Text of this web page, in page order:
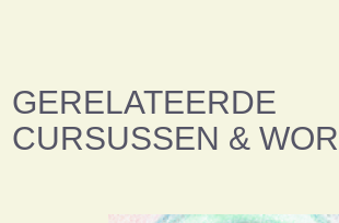
GERELATEERDE
CURSUSSEN &